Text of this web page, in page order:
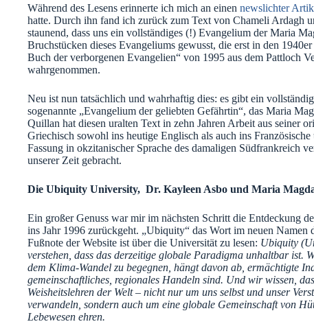
Während des Lesens erinnerte ich mich an einen newslichter
hatte. Durch ihn fand ich zurück zum Text von Chameli Ardagh
staunend, dass uns ein vollständiges (!) Evangelium der Maria
Bruchstücken dieses Evangeliums gewusst, die erst in den
Buch der verborgenen Evangelien“ von 1995 aus dem Pattloch
wahrgenommen.
Neu ist nun tatsächlich und wahrhaftig dies: es gibt ein
sogenannte „Evangelium der geliebten Gefährtin“, das Maria
Quillan hat diesen uralten Text in zehn Jahren Arbeit aus seiner
Griechisch sowohl ins heutige Englisch als auch ins
Fassung in okzitanischer Sprache des damaligen Südfrankreich
unserer Zeit gebracht.
Die Ubiquity University, Dr. Kayleen Asbo und Maria
Ein großer Genuss war mir im nächsten Schritt die Entdeckung
ins Jahr 1996 zurückgeht. „Ubiquity“ das Wort im neuen
Fußnote der Website ist über die Universität zu lesen: Ubiquity
verstehen, dass das derzeitige globale Paradigma unhaltbar ist.
dem Klima-Wandel zu begegnen, hängt davon ab, ermächtigte
gemeinschaftliches, regionales Handeln sind. Und wir wissen,
Weisheitslehren der Welt – nicht nur um uns selbst und unser
verwandeln, sondern auch um eine globale Gemeinschaft von
Lebewesen ehren.